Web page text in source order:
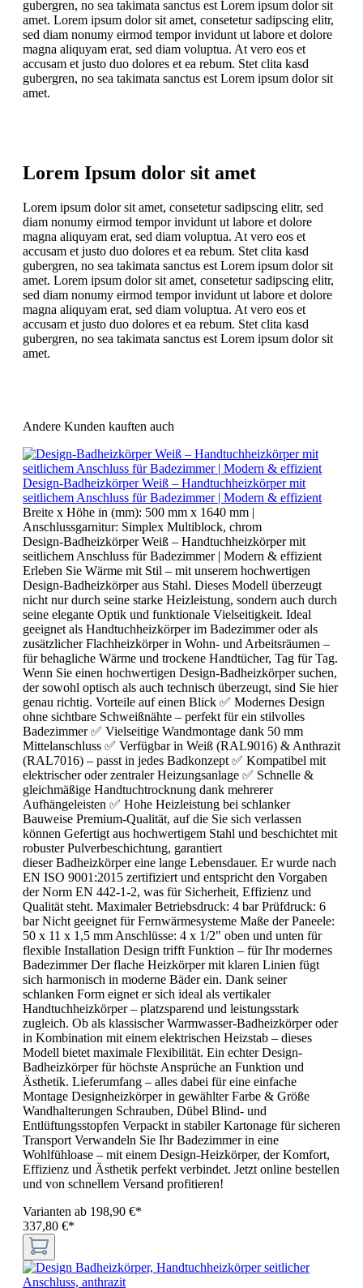
gubergren, no sea takimata sanctus est Lorem ipsum dolor sit
amet. Lorem ipsum dolor sit amet, consetetur sadipscing elitr,
sed diam nonumy eirmod tempor invidunt ut labore et dolore
magna aliquyam erat, sed diam voluptua. At vero eos et
accusam et justo duo dolores et ea rebum. Stet clita kasd
gubergren, no sea takimata sanctus est Lorem ipsum dolor sit
amet.
Lorem Ipsum dolor sit amet
Lorem ipsum dolor sit amet, consetetur sadipscing elitr, sed
diam nonumy eirmod tempor invidunt ut labore et dolore
magna aliquyam erat, sed diam voluptua. At vero eos et
accusam et justo duo dolores et ea rebum. Stet clita kasd
gubergren, no sea takimata sanctus est Lorem ipsum dolor sit
amet. Lorem ipsum dolor sit amet, consetetur sadipscing elitr,
sed diam nonumy eirmod tempor invidunt ut labore et dolore
magna aliquyam erat, sed diam voluptua. At vero eos et
accusam et justo duo dolores et ea rebum. Stet clita kasd
gubergren, no sea takimata sanctus est Lorem ipsum dolor sit
amet.
Andere Kunden kauften auch
Design-Badheizkörper Weiß – Handtuchheizkörper mit
seitlichem Anschluss für Badezimmer | Modern & effizient
Breite x Höhe in (mm): 500 mm x 1640 mm |
Anschlussgarnitur: Simplex Multiblock, chrom
Design-Badheizkörper Weiß – Handtuchheizkörper mit
seitlichem Anschluss für Badezimmer | Modern & effizient
Erleben Sie Wärme mit Stil – mit unserem hochwertigen
Design-Badheizkörper aus Stahl. Dieses Modell überzeugt
nicht nur durch seine starke Heizleistung, sondern auch durch
seine elegante Optik und funktionale Vielseitigkeit. Ideal
geeignet als Handtuchheizkörper im Badezimmer oder als
zusätzlicher Flachheizkörper in Wohn- und Arbeitsräumen –
für behagliche Wärme und trockene Handtücher, Tag für Tag.
Wenn Sie einen hochwertigen Design-Badheizkörper suchen,
der sowohl optisch als auch technisch überzeugt, sind Sie hier
genau richtig. Vorteile auf einen Blick ✅ Modernes Design
ohne sichtbare Schweißnähte – perfekt für ein stilvolles
Badezimmer ✅ Vielseitige Wandmontage dank 50 mm
Mittelanschluss ✅ Verfügbar in Weiß (RAL9016) & Anthrazit
(RAL7016) – passt in jedes Badkonzept ✅ Kompatibel mit
elektrischer oder zentraler Heizungsanlage ✅ Schnelle &
gleichmäßige Handtuchtrocknung dank mehrerer
Aufhängeleisten ✅ Hohe Heizleistung bei schlanker
Bauweise Premium-Qualität, auf die Sie sich verlassen
können Gefertigt aus hochwertigem Stahl und beschichtet mit
robuster Pulverbeschichtung, garantiert
dieser Badheizkörper eine lange Lebensdauer. Er wurde nach
EN ISO 9001:2015 zertifiziert und entspricht den Vorgaben
der Norm EN 442-1-2, was für Sicherheit, Effizienz und
Qualität steht. Maximaler Betriebsdruck: 4 bar Prüfdruck: 6
bar Nicht geeignet für Fernwärmesysteme Maße der Paneele:
50 x 11 x 1,5 mm Anschlüsse: 4 x 1/2" oben und unten für
flexible Installation Design trifft Funktion – für Ihr modernes
Badezimmer Der flache Heizkörper mit klaren Linien fügt
sich harmonisch in moderne Bäder ein. Dank seiner
schlanken Form eignet er sich ideal als vertikaler
Handtuchheizkörper – platzsparend und leistungsstark
zugleich. Ob als klassischer Warmwasser-Badheizkörper oder
in Kombination mit einem elektrischen Heizstab – dieses
Modell bietet maximale Flexibilität. Ein echter Design-
Badheizkörper für höchste Ansprüche an Funktion und
Ästhetik. Lieferumfang – alles dabei für eine einfache
Montage Designheizkörper in gewählter Farbe & Größe
Wandhalterungen Schrauben, Dübel Blind- und
Entlüftungsstopfen Verpackt in stabiler Kartonage für sicheren
Transport Verwandeln Sie Ihr Badezimmer in eine
Wohlfühloase – mit einem Design-Heizkörper, der Komfort,
Effizienz und Ästhetik perfekt verbindet. Jetzt online bestellen
und von schnellem Versand profitieren!
Varianten ab 198,90 €*
337,80 €*